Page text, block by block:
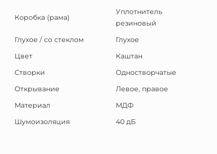
Коробка (рама)
Уплотнитель
резиновый
Глухое / со стеклом
Глухое
Цвет
Каштан
Створки
Одностворчатые
Открывание
Левое, правое
Материал
МДФ
Шумоизоляция
40 дБ